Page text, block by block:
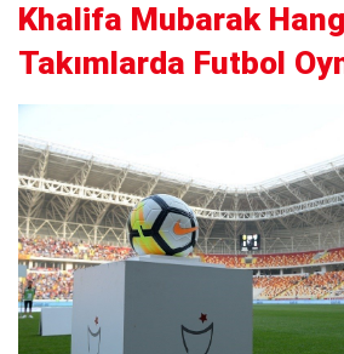
Khalifa Mubarak
Takımlarda Futbol